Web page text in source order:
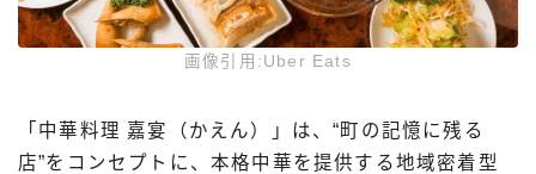
画像引用:Uber Eats
「中華料理 嘉宴（かえん）」は、“町の記憶に残る
店”をコンセプトに、本格中華を提供する地域密着型